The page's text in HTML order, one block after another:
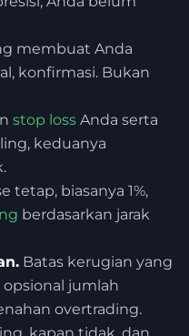
membuat Anda
konfirmasi. Bukan
stop loss Anda serta
keduanya
tetap, biasanya 1%,
berdasarkan jarak
Batas kerugian yang
opsional jumlah
overtrading.